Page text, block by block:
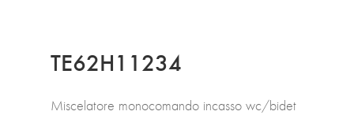
TE62H11234
Miscelatore monocomando incasso wc/bidet